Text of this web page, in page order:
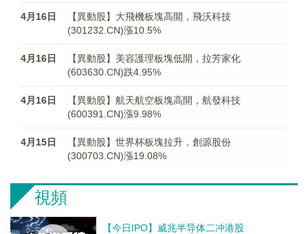
4月16日
【異動股】大飛機板塊高開，飛沃科技
(301232.CN)漲10.5%
4月16日
【異動股】美容護理板塊低開，拉芳家化
(603630.CN)跌4.95%
4月16日
【異動股】航天航空板塊高開，航發科技
(600391.CN)漲9.98%
4月15日
【異動股】世界杯板塊拉升，創源股份
(300703.CN)漲19.08%
視頻
【今日IPO】威兆半导体二冲港股